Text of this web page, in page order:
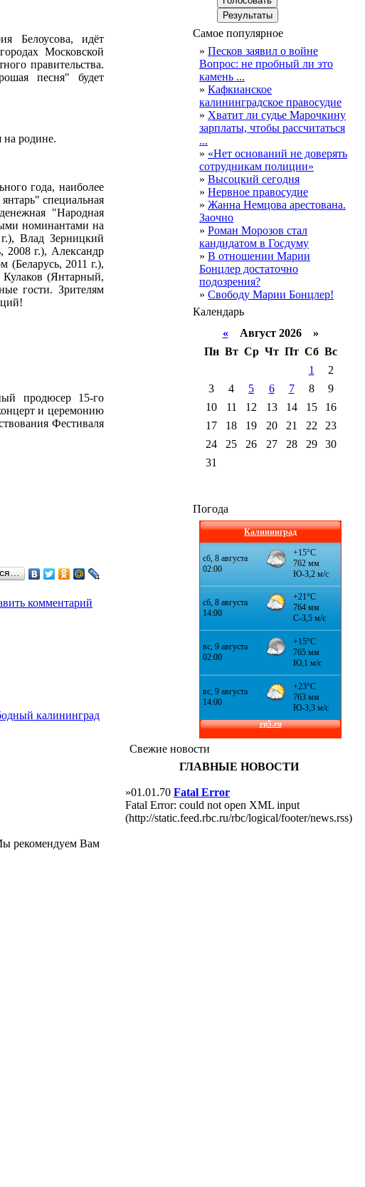
Белоусова, идёт
Московской
правительства.
песня" будет
родине.
года, наиболее
специальная
"Народная
номинантами на
Влад Зерницкий
г.), Александр
(Беларусь, 2011 г.),
(Янтарный,
гости. Зрителям
продюсер 15-го
и церемонию
Фестиваля
комментарий
калининград
рекомендуем Вам
Самое популярное
» Песков заявил о войне
Вопрос: не пробный ли это
камень ...
» Кафкианское
калининградское правосудие
» Хватит ли судье Марочкину
зарплаты, чтобы рассчитаться
...
» «Нет оснований не доверять
сотрудникам полиции»
» Высоцкий сегодня
» Нервное правосудие
» Жанна Немцова арестована.
Заочно
» Роман Морозов стал
кандидатом в Госдуму
» В отношении Марии
Бонцлер достаточно
подозрения?
» Свободу Марии Бонцлер!
Календарь
«Август 2026 »
Пн Вт Ср Чт Пт Сб Вс
1
2
3
4 5 6 7 8
9
10
11 12 13 14 15
16
17
18 19 20 21 22
23
24
25 26 27 28 29
30
31
Погода
Калининград
Свежие новости
ГЛАВНЫЕ НОВОСТИ
»01.01.70 Fatal Error
Fatal Error: could not open XML input
(http://static.feed.rbc.ru/rbc/logical/footer/news.rss)